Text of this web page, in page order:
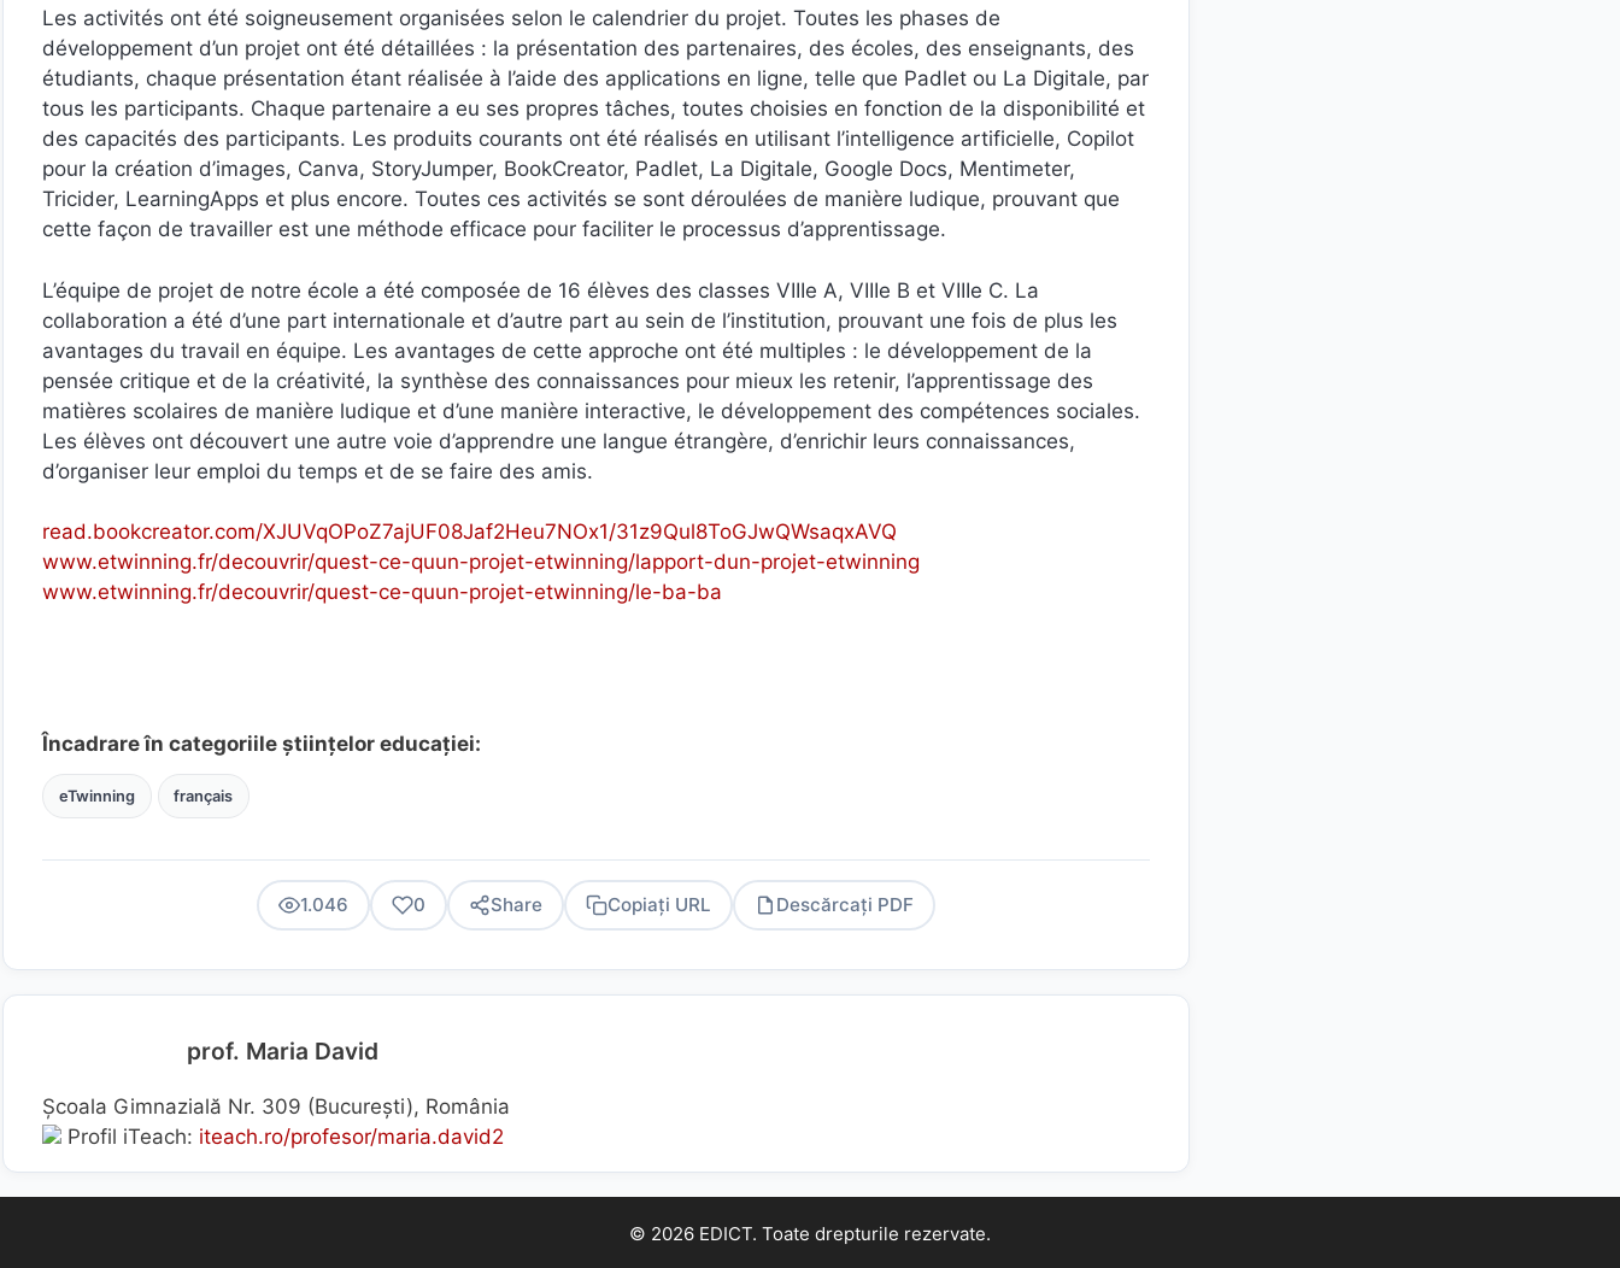
Les activités ont été soigneusement organisées selon le calendrier du projet. Toutes les phases de
développement d’un projet ont été détaillées : la présentation des partenaires, des écoles, des enseignants, des
étudiants, chaque présentation étant réalisée à l’aide des applications en ligne, telle que Padlet ou La Digitale, par
tous les participants. Chaque partenaire a eu ses propres tâches, toutes choisies en fonction de la disponibilité et
des capacités des participants. Les produits courants ont été réalisés en utilisant l’intelligence artificielle, Copilot
pour la création d’images, Canva, StoryJumper, BookCreator, Padlet, La Digitale, Google Docs, Mentimeter,
Tricider, LearningApps et plus encore. Toutes ces activités se sont déroulées de manière ludique, prouvant que
cette façon de travailler est une méthode efficace pour faciliter le processus d’apprentissage.
L’équipe de projet de notre école a été composée de 16 élèves des classes VIIIe A, VIIIe B et VIIIe C. La
collaboration a été d’une part internationale et d’autre part au sein de l’institution, prouvant une fois de plus les
avantages du travail en équipe. Les avantages de cette approche ont été multiples : le développement de la
pensée critique et de la créativité, la synthèse des connaissances pour mieux les retenir, l’apprentissage des
matières scolaires de manière ludique et d’une manière interactive, le développement des compétences sociales.
Les élèves ont découvert une autre voie d’apprendre une langue étrangère, d’enrichir leurs connaissances,
d’organiser leur emploi du temps et de se faire des amis.
read.bookcreator.com/XJUVqOPoZ7ajUF08Jaf2Heu7NOx1/31z9Qul8ToGJwQWsaqxAVQ
www.etwinning.fr/decouvrir/quest-ce-quun-projet-etwinning/lapport-dun-projet-etwinning
www.etwinning.fr/decouvrir/quest-ce-quun-projet-etwinning/le-ba-ba
Încadrare în categoriile științelor educației:
eTwinning français
1.046 0 Share Copiați URL Descărcați PDF
prof. Maria David
Școala Gimnazială Nr. 309 (Bucureşti), România
Profil iTeach: iteach.ro/profesor/maria.david2
© 2026 EDICT. Toate drepturile rezervate.